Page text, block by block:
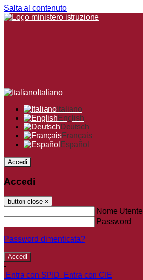
Salta al contenuto
Italiano
Italiano
English
Deutsch
Français
Español
Accedi
Accedi
button close ×
Nome Utente
Password
Password dimenticata?
-
Entra con SPID
Entra con CIE